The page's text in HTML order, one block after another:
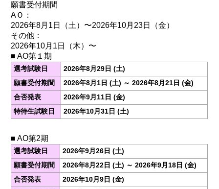
願書受付期間
AＯ：
2026年8月1日（土）〜2026年10月23日（金）
その他：
2026年10月1日（木）〜
■ AO第１期
選考試験日
2026年8月29日 (土)
願書受付期間
2026年8月1日 (土) ～ 2026年8月21日 (金)
合否発表
2026年9月11日 (金)
特待生試験日
2026年10月31日 (土)
■ AO第2期
選考試験日
2026年9月26日 (土)
願書受付期間
2026年8月22日 (土) ～ 2026年9月18日 (金)
合否発表
2026年10月9日 (金)